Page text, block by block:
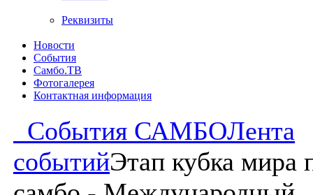
Реквизиты
Новости
События
Самбо.ТВ
Фотогалерея
Контактная информация
События САМБОЛента
событийЭтап кубка мира